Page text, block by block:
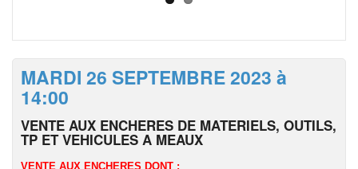
MARDI 26 SEPTEMBRE 2023 à
14:00
VENTE AUX ENCHERES DE MATERIELS, OUTILS,
TP ET VEHICULES A MEAUX
VENTE AUX ENCHERES DONT :